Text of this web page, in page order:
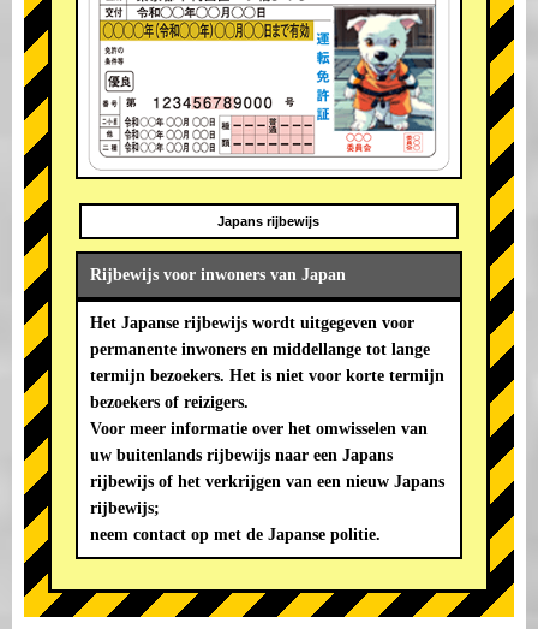
Japans rijbewijs
Rijbewijs voor inwoners van Japan
Het Japanse rijbewijs wordt uitgegeven voor
permanente inwoners en middellange tot lange
termijn bezoekers. Het is niet voor korte termijn
bezoekers of reizigers.
Voor meer informatie over het omwisselen van
uw buitenlands rijbewijs naar een Japans
rijbewijs of het verkrijgen van een nieuw Japans
rijbewijs;
neem contact op met de Japanse politie.